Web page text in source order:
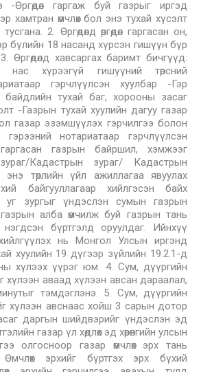
-Өргөдөл гаргаж буй газрыг иргэд
хамтран өмчлөх бол энэ тухай хүсэлт
2. Өргөдөлд өргөдөл гаргасан он,
бүлийн 18 насанд хүрсэн гишүүн бүр
Өргөдөлд хавсаргах баримт бичгүүд:
хүрээгүй гишүүний төрсний
гэрчлүүлсэн хуулбар -Гэр
тухай баг, хорооны засаг
-Газрын тухай хуулийн дагуу газар
газар эзэмшүүлэх гэрчилгээ болон
нотариатаар гэрчлүүлсэн
газрын байршил, хэмжээг
Кадастрын зураг/ Кадастрын
энэ төрлийн үйл ажиллагаа явуулах
байгууллагаар хийлгэсэн байх
уг зургыг үндэслэн сумын газрын
алба өмчилж буй газрын тань
бүртгэлд оруулдаг. Ийнхүү
нь Монгол Улсын иргэнд
хуулийн 19 дүгээр зүйлийн 19.2.1-д
хүлээх үүрэг юм. 4. Сум, дүүргийн
хүлээн аваад хүлээн авсан дараалал,
тэмдэглэнэ. 5. Сум, дүүргийн
хүлээн авснаас хойш 3 сарын дотор
даргын шийдвэрийг үндэслэн эд
газар үл хөдлөх эд хөрөнгийн улсын
олгосноор газар өмчлөх эрх тань
эрхийг бүртгэх эрх бүхий